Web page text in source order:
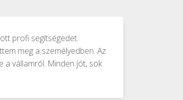
profi segítségedet.
meg a személyedben. Az
a vállamról. Minden jót, sok